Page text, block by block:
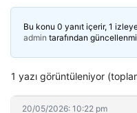
Bu konu 0 yanıt içerir, 1
admin tarafından
1 yazı görüntüleniyor
20/05/2026: 10:22 pm